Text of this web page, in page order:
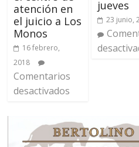
atención en
el juicio a Los
Monos
16 febrero,
2018
Comentarios
desactivados
jueves
23 junio,